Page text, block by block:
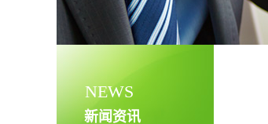
新闻资讯
NEWS